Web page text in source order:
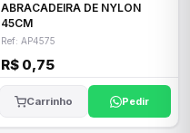
ABRACADEIRA DE NYLON
45CM
Ref: AP4575
R$ 0,75
Carrinho Pedir